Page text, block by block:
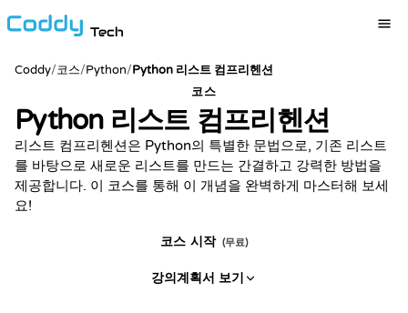
Tech
Coddy/코스/Python/Python 리스트 컴프리헨션
코스
Python 리스트 컴프리헨션
리스트 컴프리헨션은 Python의 특별한 문법으로, 기존 리스트
를 바탕으로 새로운 리스트를 만드는 간결하고 강력한 방법을
제공합니다. 이 코스를 통해 이 개념을 완벽하게 마스터해 보세
요!
코스 시작 (무료)
강의계획서 보기